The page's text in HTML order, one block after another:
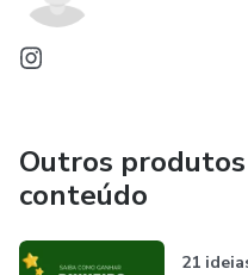
Outros
conteúdo
21